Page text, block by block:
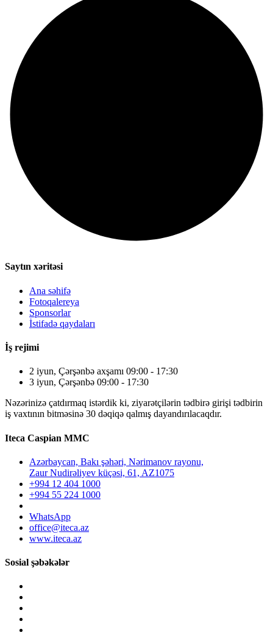
Saytın xəritəsi
Ana səhifə
Fotoqalereya
Sponsorlar
İstifadə qaydaları
İş rejimi
2 iyun, Çərşənbə axşamı 09:00 - 17:30
3 iyun, Çərşənbə 09:00 - 17:30
Nəzərinizə çatdırmaq istərdik ki, ziyarətçilərin tədbirə girişi tədbirin
iş vaxtının bitməsinə 30 dəqiqə qalmış dayandırılacaqdır.
Iteca Caspian MMC
Azərbaycan, Bakı şəhəri, Nərimanov rayonu,
Zaur Nudirəliyev küçəsi, 61, AZ1075
+994 12 404 1000
+994 55 224 1000
WhatsApp
office@iteca.az
www.iteca.az
Sosial şəbəkələr